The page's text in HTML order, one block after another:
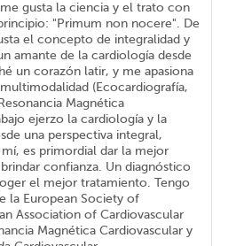
gusta la ciencia y el trato con
"Primum non nocere". De
el concepto de integralidad y
amante de la cardiología desde
un corazón latir, y me apasiona
(Ecocardiografía,
Magnética
ejerzo la cardiología y la
una perspectiva integral,
es primordial dar la mejor
confianza. Un diagnóstico
el mejor tratamiento. Tengo
la European Society of
Association of Cardiovascular
Magnética Cardiovascular y